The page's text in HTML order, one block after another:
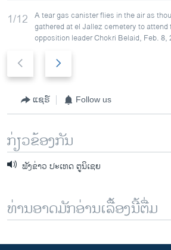
1/12 A tear gas canister flies in the air as
gathered at el Jallez cemetery to
opposition leader Chokri Belaid, Feb. 8,
e
i
o
u
s
s
d
x
t
s
i
d
e
ແຊຣ໌ Follow us
ກ່ຽວຂ້ອງກັນ
ຟັງຂ່າວ ປະເທດ ຕູນິເຊຍ
ທ່ານອາດມັກອ່ານເລື້ອງນີ້ຕື່ມ